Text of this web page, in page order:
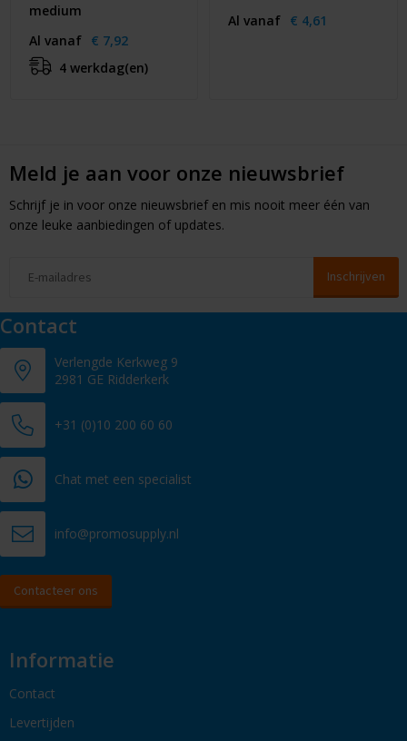
medium
Al vanaf € 7,92
4 werkdag(en)
Al vanaf € 4,61
Meld je aan voor onze nieuwsbrief
Schrijf je in voor onze nieuwsbrief en mis nooit meer één van
onze leuke aanbiedingen of updates.
Contact
Verlengde Kerkweg 9
2981 GE Ridderkerk
+31 (0)10 200 60 60
Chat met een specialist
info@promosupply.nl
Contacteer ons
Informatie
Contact
Levertijden